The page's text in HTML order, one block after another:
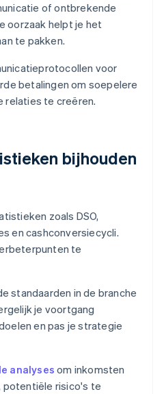
of ontbrekende
oorzaak helpt je het
te pakken.
voor
betalingen om soepelere
relaties te creëren.
bijhouden
zoals DSO,
en cashconversiecycli.
te
standaarden in de branche
je voortgang
en pas je strategie
analyses om inkomsten
potentiële risico's te